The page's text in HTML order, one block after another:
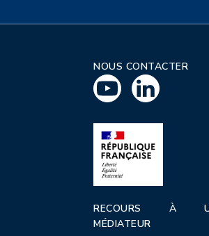
NOUS CONTACTER
RECOURS À
MÉDIATEUR